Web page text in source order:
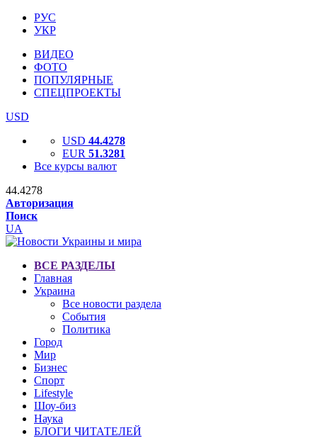
РУС
УКР
ВИДЕО
ФОТО
ПОПУЛЯРНЫЕ
СПЕЦПРОЕКТЫ
USD
USD 44.4278
EUR 51.3281
Все курсы валют
44.4278
Авторизация
Поиск
UA
ВСЕ РАЗДЕЛЫ
Главная
Украина
Все новости раздела
События
Политика
Город
Мир
Бизнес
Спорт
Lifestyle
Шоу-биз
Наука
БЛОГИ ЧИТАТЕЛЕЙ